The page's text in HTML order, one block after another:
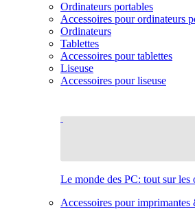
Ordinateurs portables
Accessoires pour ordinateurs
Ordinateurs
Tablettes
Accessoires pour tablettes
Liseuse
Accessoires pour liseuse
Le monde des PC: tout sur les
Accessoires pour imprimantes